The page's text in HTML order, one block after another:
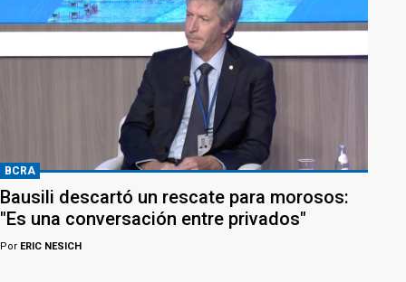
BCRA
Bausili descartó un rescate para morosos:
"Es una conversación entre privados"
Por ERIC NESICH